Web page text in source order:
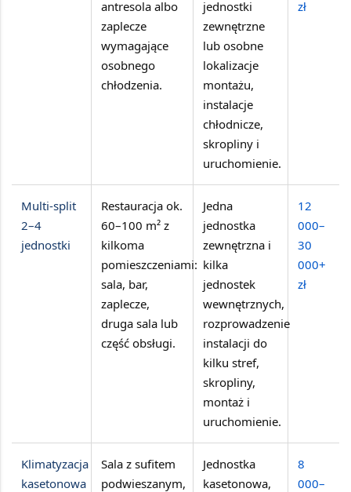
antresola albo
zaplecze
wymagające
osobnego
chłodzenia.
jednostki
zewnętrzne
lub osobne
lokalizacje
montażu,
instalacje
chłodnicze,
skropliny i
uruchomienie.
zł
Multi-split
2–4
jednostki
Restauracja ok.
60–100 m² z
kilkoma
pomieszczeniami:
sala, bar,
zaplecze,
druga sala lub
część obsługi.
Jedna
jednostka
zewnętrzna i
kilka
jednostek
wewnętrznych,
rozprowadzenie
instalacji do
kilku stref,
skropliny,
montaż i
uruchomienie.
12
000–
30
000+
zł
Klimatyzacja
kasetonowa
Sala z sufitem
podwieszanym,
Jednostka
kasetonowa,
8
000–